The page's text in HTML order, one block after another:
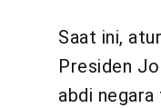
Saat ini,
Presiden
abdi